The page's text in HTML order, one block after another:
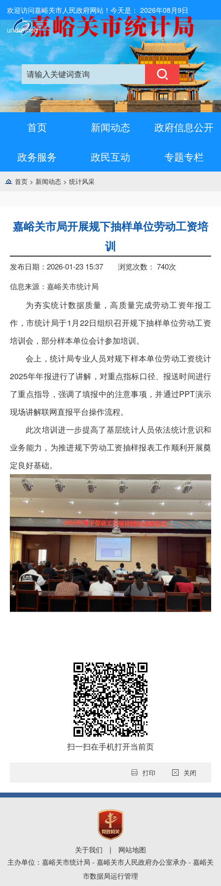
欢迎访问嘉峪关市人民政府网站！今天是：2026年08月9日
undefined
首页 新闻动态 政府信息公开
政务服务 政民互动 专题专栏
首页 > 新闻动态 > 统计风采
嘉峪关市局开展规下抽样单位劳动工资培
训
发布日期：2026-01-23 15:37 浏览次数： 740次
信息来源：嘉峪关市统计局
为夯实统计数据质量，高质量完成劳动工资年报工
作，市统计局于1月22日组织召开规下抽样单位劳动工资
培训会，部分样本单位会计参加培训。
会上，统计局专业人员对规下样本单位劳动工资统计
2025年年报进行了讲解，对重点指标口径、报送时间进行
了重点指导，强调了填报中的注意事项，并通过PPT演示
现场讲解联网直报平台操作流程。
此次培训进一步提高了基层统计人员依法统计意识和
业务能力，为推进规下劳动工资抽样报表工作顺利开展奠
定良好基础。
扫一扫在手机打开当前页
打印 关闭
关于我们 |
网站地图
主办单位：嘉峪关市统计局 - 嘉峪关市人民政府办公室承办 - 嘉峪关
市数据局运行管理